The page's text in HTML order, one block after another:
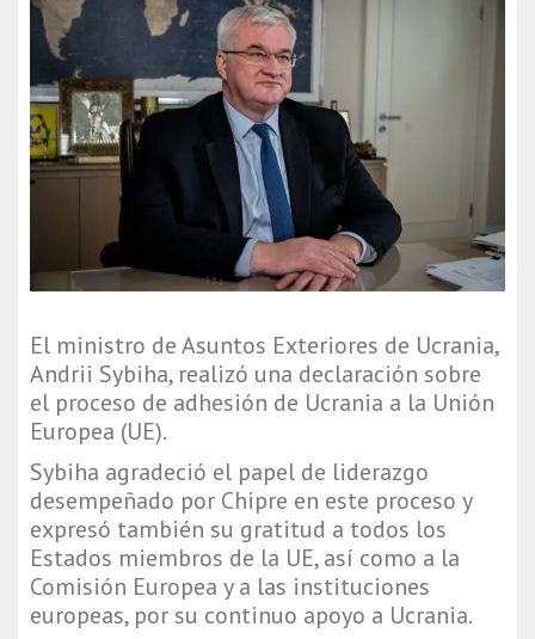
El ministro de Asuntos Exteriores de Ucrania,
Andrii Sybiha, realizó una declaración sobre
el proceso de adhesión de Ucrania a la Unión
Europea (UE).
Sybiha agradeció el papel de liderazgo
desempeñado por Chipre en este proceso y
expresó también su gratitud a todos los
Estados miembros de la UE, así como a la
Comisión Europea y a las instituciones
europeas, por su continuo apoyo a Ucrania.